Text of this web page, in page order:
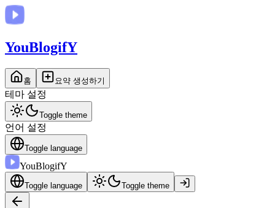
YouBlogifY
홈 요약 생성하기
테마 설정
Toggle theme
언어 설정
Toggle language
YouBlogifY
Toggle language Toggle theme